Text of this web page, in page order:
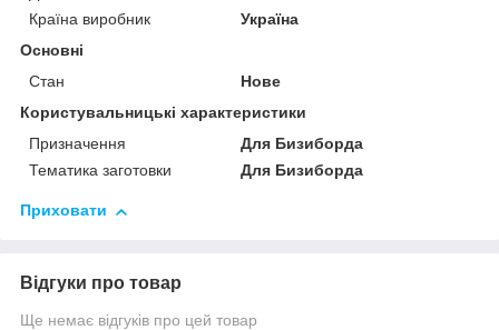
Країна виробник
Україна
Основні
Стан
Нове
Користувальницькі характеристики
Призначення
Для Бизиборда
Тематика заготовки
Для Бизиборда
Приховати
Відгуки про товар
Ще немає відгуків про цей товар